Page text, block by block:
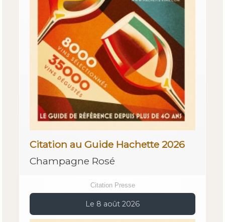
Citation au Guide Hachette 2026
Champagne Rosé
Citation Presse
Le 8 août 2026